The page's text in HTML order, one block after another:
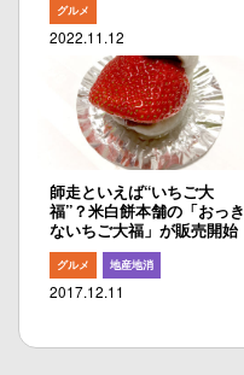
グルメ
2022.11.12
師走といえば“いちご大
福”？米白餅本舗の「おっき
ないちご大福」が販売開始
グルメ 地産地消
2017.12.11